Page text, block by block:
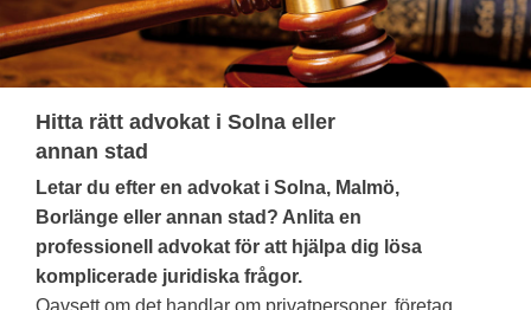
Hitta rätt advokat i Solna eller
annan stad
Letar du efter en advokat i Solna, Malmö,
Borlänge eller annan stad? Anlita en
professionell advokat för att hjälpa dig lösa
komplicerade juridiska frågor.
Oavsett om det handlar om privatpersoner, företag